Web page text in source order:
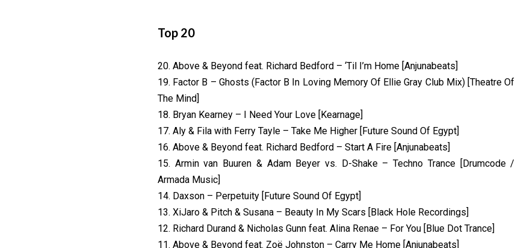
Top 20
20. Above & Beyond feat. Richard Bedford – ‘Til I’m Home [Anjunabeats]
19. Factor B – Ghosts (Factor B In Loving Memory Of Ellie Gray Club Mix) [Theatre Of
The Mind]
18. Bryan Kearney – I Need Your Love [Kearnage]
17. Aly & Fila with Ferry Tayle – Take Me Higher [Future Sound Of Egypt]
16. Above & Beyond feat. Richard Bedford – Start A Fire [Anjunabeats]
15. Armin van Buuren & Adam Beyer vs. D-Shake – Techno Trance [Drumcode /
Armada Music]
14. Daxson – Perpetuity [Future Sound Of Egypt]
13. XiJaro & Pitch & Susana – Beauty In My Scars [Black Hole Recordings]
12. Richard Durand & Nicholas Gunn feat. Alina Renae – For You [Blue Dot Trance]
11. Above & Beyond feat. Zoë Johnston – Carry Me Home [Anjunabeats]